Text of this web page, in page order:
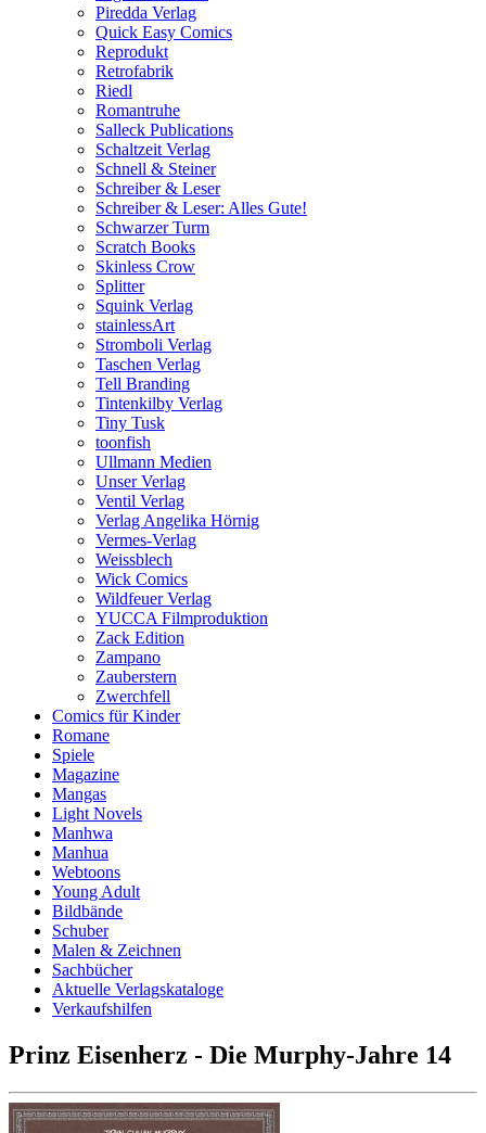
Piredda Verlag
Quick Easy Comics
Reprodukt
Retrofabrik
Riedl
Romantruhe
Salleck Publications
Schaltzeit Verlag
Schnell & Steiner
Schreiber & Leser
Schreiber & Leser: Alles Gute!
Schwarzer Turm
Scratch Books
Skinless Crow
Splitter
Squink Verlag
stainlessArt
Stromboli Verlag
Taschen Verlag
Tell Branding
Tintenkilby Verlag
Tiny Tusk
toonfish
Ullmann Medien
Unser Verlag
Ventil Verlag
Verlag Angelika Hörnig
Vermes-Verlag
Weissblech
Wick Comics
Wildfeuer Verlag
YUCCA Filmproduktion
Zack Edition
Zampano
Zauberstern
Zwerchfell
Comics für Kinder
Romane
Spiele
Magazine
Mangas
Light Novels
Manhwa
Manhua
Webtoons
Young Adult
Bildbände
Schuber
Malen & Zeichnen
Sachbücher
Aktuelle Verlagskataloge
Verkaufshilfen
Prinz Eisenherz - Die Murphy-Jahre 14